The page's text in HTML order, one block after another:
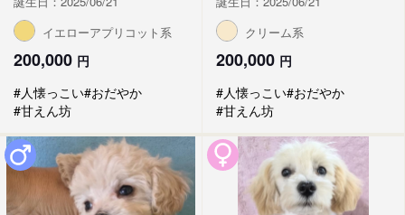
イエローアプリコット系
200,000 円
#人懐っこい#おだやか
#甘えん坊
クリーム系
200,000 円
#人懐っこい#おだやか
#甘えん坊